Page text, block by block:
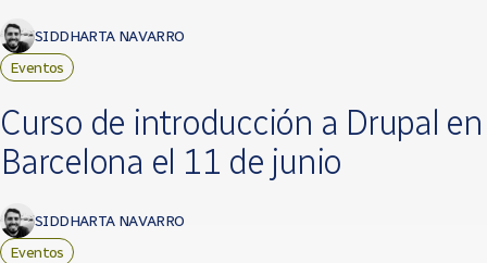
SIDDHARTA NAVARRO
Eventos
Curso de introducción a Drupal en
Barcelona el 11 de junio
SIDDHARTA NAVARRO
Eventos